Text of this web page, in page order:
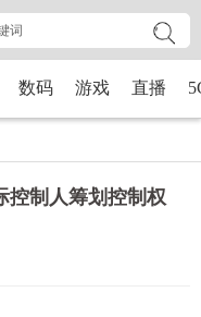
数码 游戏 直播
控制人筹划控制权